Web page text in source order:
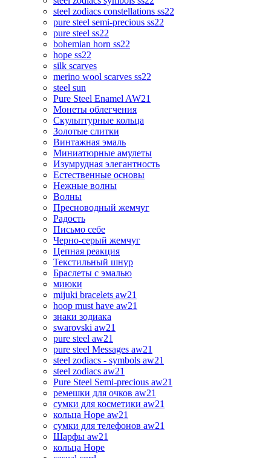
steel zodiacs constellations ss22
pure steel semi-precious ss22
pure steel ss22
bohemian horn ss22
hope ss22
silk scarves
merino wool scarves ss22
steel sun
Pure Steel Enamel AW21
Монеты облегчения
Скульптурные кольца
Золотые слитки
Винтажная эмаль
Миниатюрные амулеты
Изумрудная элегантность
Естественные основы
Нежные волны
Волны
Пресноводный жемчуг
Радость
Письмо себе
Черно-серый жемчуг
Цепная реакция
Текстильный шнур
Браслеты с эмалью
миюки
mijuki bracelets aw21
hoop must have aw21
знаки зодиака
swarovski aw21
pure steel aw21
pure steel Messages aw21
steel zodiacs - symbols aw21
steel zodiacs aw21
Pure Steel Semi-precious aw21
ремешки для очков aw21
сумки для косметики aw21
кольца Hope aw21
сумки для телефонов aw21
Шарфы aw21
кольца Hope